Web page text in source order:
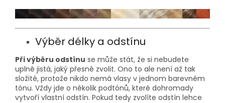
Výběr délky a odstínu
Při výběru odstínu se může stát, že si nebudete
uplně jistá, jaký přesně zvolit. Ono to ale není až tak
složité, protože nikdo nemá vlasy v jednom barevném
tónu. Vždy jde o několik podtónů, které dohromady
vytvoří vlastní odstín. Pokud tedy zvolíte odstín lehce